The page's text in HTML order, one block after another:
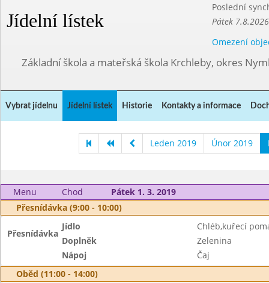
Jídelní lístek
Poslední
Pátek
Omezení
Základní škola a mateřská škola Krchleby, okres
Vybrat jídelnu Jídelní lístek Historie Kontakty a informace
Leden 2019 Únor 2019
Menu Chod
Pátek 1. 3. 2019
Přesnídávka (9:00 - 10:00)
Přesnídávka
Jídlo
Chléb,kuřecí
Doplněk
Zelenina
Nápoj
Čaj
Oběd (11:00 - 14:00)